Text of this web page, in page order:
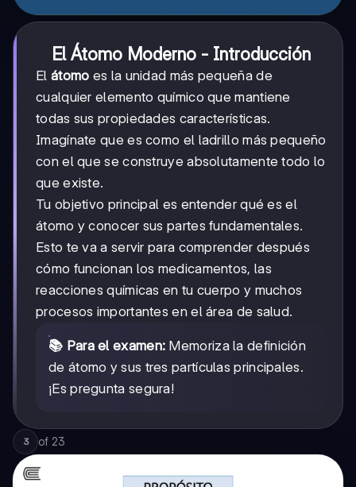
El Átomo Moderno - Introducción
El átomo es la unidad más pequeña de
cualquier elemento químico que mantiene
todas sus propiedades características.
Imagínate que es como el ladrillo más pequeño
con el que se construye absolutamente todo lo
que existe.
Tu objetivo principal es entender qué es el
átomo y conocer sus partes fundamentales.
Esto te va a servir para comprender después
cómo funcionan los medicamentos, las
reacciones químicas en tu cuerpo y muchos
procesos importantes en el área de salud.
📚 Para el examen: Memoriza la definición
de átomo y sus tres partículas principales.
¡Es pregunta segura!
3 of 23